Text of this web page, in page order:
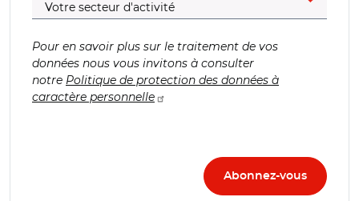
Pour en savoir plus sur le traitement de vos
données nous vous invitons à consulter
notre Politique de protection des données à
caractère personnelle